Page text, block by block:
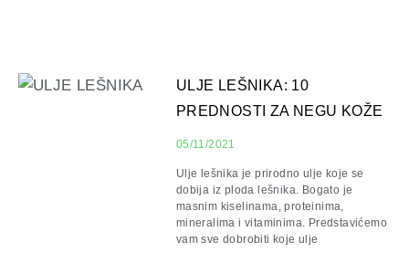
ULJE LEŠNIKA: 10
PREDNOSTI ZA NEGU KOŽE
05/11/2021
Ulje lešnika je prirodno ulje koje se
dobija iz ploda lešnika. Bogato je
masnim kiselinama, proteinima,
mineralima i vitaminima. Predstavićemo
vam sve dobrobiti koje ulje